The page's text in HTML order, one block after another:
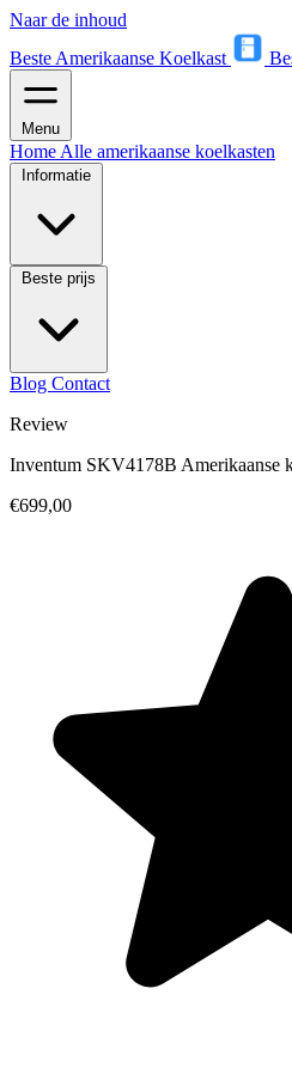
Naar de inhoud
Beste Amerikaanse Koelkast
Menu
Home Alle amerikaanse koelkasten
Informatie
Beste prijs
Blog Contact
Review
Inventum SKV4178B Amerikaanse
€699,00